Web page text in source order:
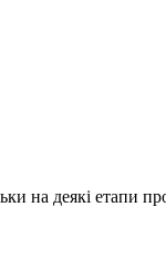
на деякі етапи